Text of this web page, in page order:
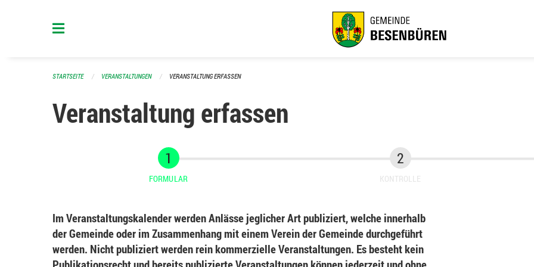
STARTSEITE VERANSTALTUNGEN VERANSTALTUNG ERFASSEN
Veranstaltung erfassen
FORMULAR KONTROLLE
Im Veranstaltungskalender werden Anlässe jeglicher Art publiziert, welche innerhalb
der Gemeinde oder im Zusammenhang mit einem Verein der Gemeinde durchgeführt
werden. Nicht publiziert werden rein kommerzielle Veranstaltungen. Es besteht kein